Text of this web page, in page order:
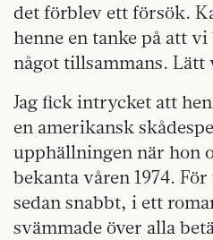
det förblev ett försök.
henne en tanke på att
något tillsammans. Lätt
Jag fick intrycket att
en amerikansk
upphällningen när hon
bekanta våren 1974.
sedan snabbt, i ett
svämmade över alla